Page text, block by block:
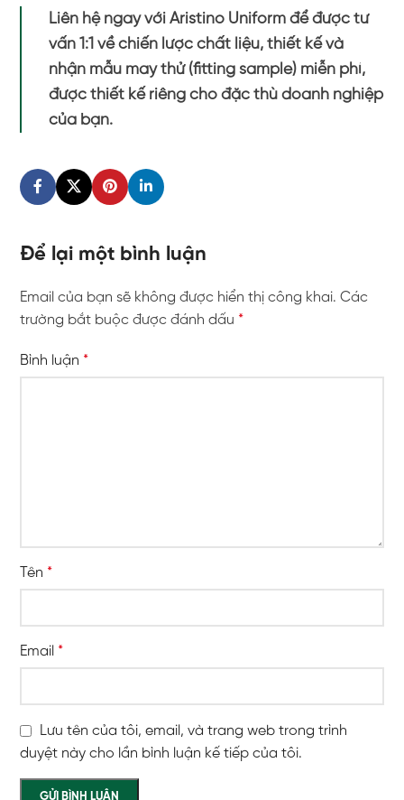
Liên hệ ngay với Aristino Uniform để được tư
vấn 1:1 về chiến lược chất liệu, thiết kế và
nhận mẫu may thử (fitting sample) miễn phí,
được thiết kế riêng cho đặc thù doanh nghiệp
của bạn.
Để lại một bình luận
Email của bạn sẽ không được hiển thị công khai. Các
trường bắt buộc được đánh dấu *
Bình luận *
Tên *
Email *
Lưu tên của tôi, email, và trang web trong trình
duyệt này cho lần bình luận kế tiếp của tôi.